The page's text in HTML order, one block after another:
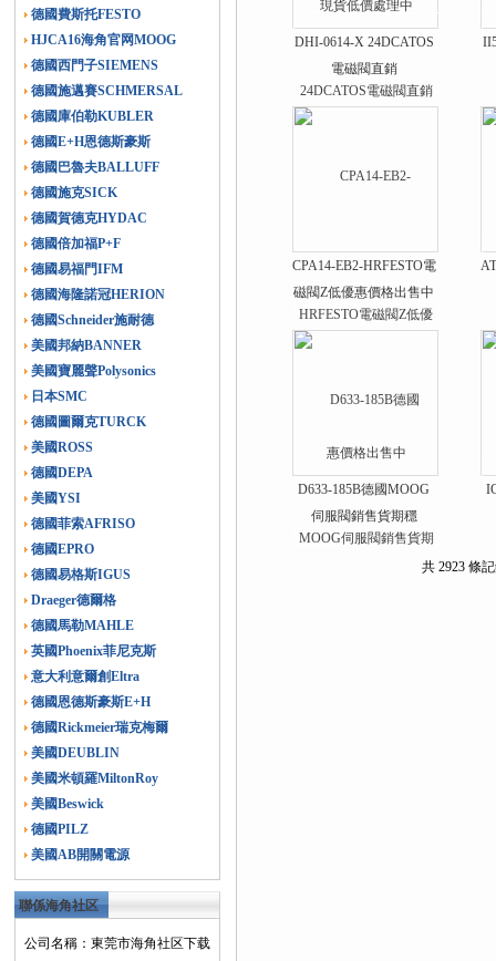
德國費斯托FESTO
HJCA16海角官网MOOG
德國西門子SIEMENS
德國施邁賽SCHMERSAL
德國庫伯勒KUBLER
德國E+H恩德斯豪斯
德國巴魯夫BALLUFF
德國施克SICK
德國賀德克HYDAC
德國倍加福P+F
德國易福門IFM
德國海隆諾冠HERION
德國Schneider施耐德
美國邦納BANNER
美國寶麗聲Polysonics
日本SMC
德國圖爾克TURCK
美國ROSS
德國DEPA
美國YSI
德國菲索AFRISO
德國EPRO
德國易格斯IGUS
Draeger德爾格
德國馬勒MAHLE
英國Phoenix菲尼克斯
意大利意爾創Eltra
德國恩德斯豪斯E+H
德國Rickmeier瑞克梅爾
美國DEUBLIN
美國米頓羅MiltonRoy
美國Beswick
德國PILZ
美國AB開關電源
聯係海角社区
下载
公司名稱：東莞市海角社区下载
DHI-0614-X 24DCATOS
電磁閥直銷
CPA14-EB2-HRFESTO電
磁閥Z低優惠價格出售中
D633-185B德國MOOG
伺服閥銷售貨期穩
共 2923 條